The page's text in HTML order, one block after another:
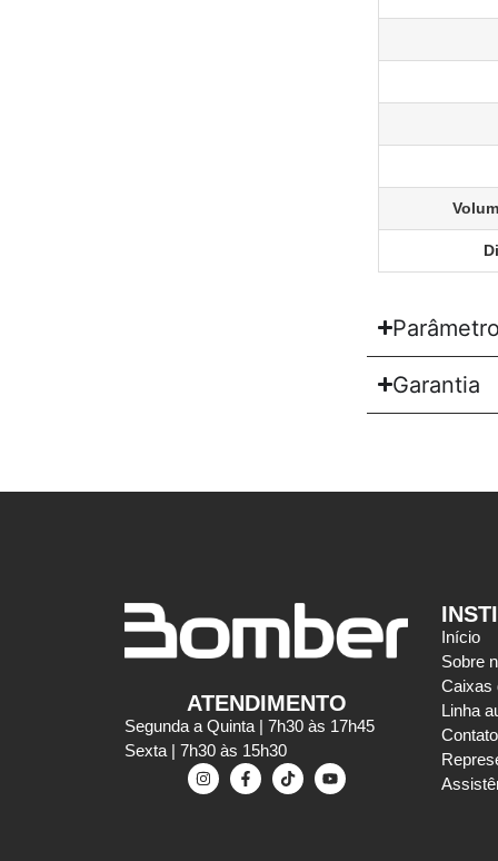
Garantia
ATENDIMENTO
Segunda a Quinta | 7h30 às 17h45
Sexta | 7h30 às 15h30
Início
Sobre
Caixas
Linha
Contato